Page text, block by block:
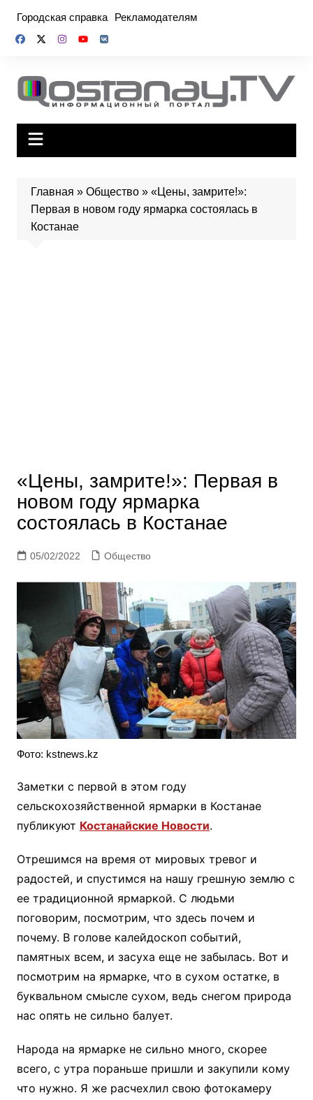
содержимому
Городская справка Рекламодателям
Главная » Общество» «Цены, замрите!»:
Первая в новом году ярмарка состоялась в
Костанае
«Цены, замрите!»: Первая в
новом году ярмарка
состоялась в Костанае
05/02/2022 Общество
Фото: kstnews.kz
Заметки с первой в этом году
сельскохозяйственной ярмарки в Костанае
публикуют Костанайские Новости.
Отрешимся на время от мировых тревог и
радостей, и спустимся на нашу грешную землю с
ее традиционной ярмаркой. С людьми
поговорим, посмотрим, что здесь почем и
почему. В голове калейдоскоп событий,
памятных всем, и засуха еще не забылась. Вот и
посмотрим на ярмарке, что в сухом остатке, в
буквальном смысле сухом, ведь снегом природа
нас опять не сильно балует.
Народа на ярмарке не сильно много, скорее
всего, с утра пораньше пришли и закупили кому
что нужно. Я же расчехлил свою фотокамеру